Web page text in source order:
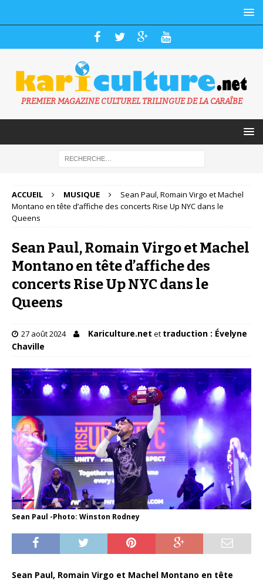
PREMIER MAGAZINE CULTUREL TRILINGUE DE LA CARAÏBE
ACCUEIL MUSIQUE
Sean Paul, Romain Virgo et Machel
Montano en tête d’affiche des concerts Rise Up NYC dans le
Queens
Sean Paul, Romain Virgo et Machel
Montano en tête d’affiche des
concerts Rise Up NYC dans le
Queens
27 août 2024 Kariculture.net et traduction : Évelyne
Chaville
Sean Paul -Photo: Winston Rodney
Sean Paul, Romain Virgo et Machel Montano en tête